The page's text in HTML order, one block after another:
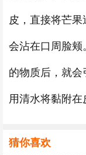
皮，直接将芒
会沾在口周脸颊
的物质后，就
用清水将黏附在
猜你喜欢